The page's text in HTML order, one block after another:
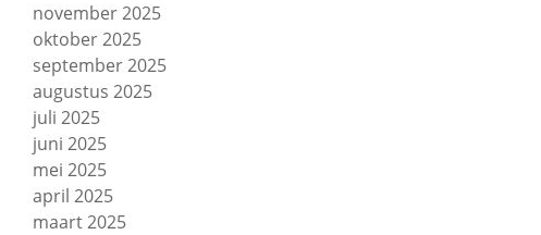
november 2025
oktober 2025
september 2025
augustus 2025
juli 2025
juni 2025
mei 2025
april 2025
maart 2025